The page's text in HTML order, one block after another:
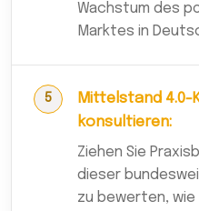
Wachstum des
Marktes in
Mittelstand
konsultieren:
Ziehen Sie
dieser
zu bewerten, wie